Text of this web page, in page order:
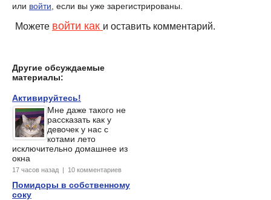
или войти , если вы уже зарегистрированы.
Можете войти как и оставить комментарий.
Другие обсуждаемые
материалы:
Активируйтесь!
Мне даже такого не
рассказать как у
девочек у нас с
котами лето
исключительно домашнее из
окна
17 часов назад | 10 комментариев
Помидоры в собственному
соку